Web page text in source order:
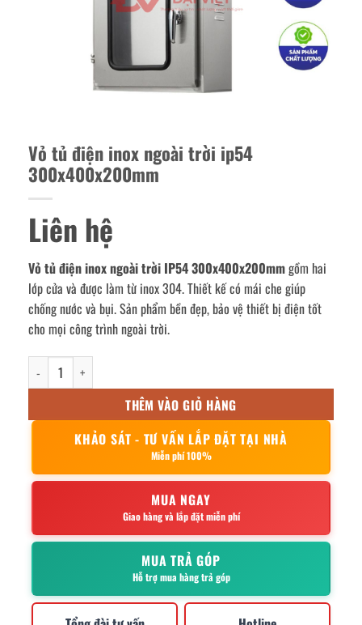
Vỏ tủ điện inox ngoài trời ip54
300x400x200mm
Liên hệ
Vỏ tủ điện inox ngoài trời IP54 300x400x200mmgồm hai
lớp cửa và được làm từ inox 304. Thiết kế có mái che giúp
chống nước và bụi. Sản phẩm bền đẹp, bảo vệ thiết bị điện tốt
cho mọi công trình ngoài trời.
Vỏ tủ điện inox ngoài trời ip54 300x400x200mm số lượng
THÊM VÀO GIỎ HÀNG
KHẢO SÁT - TƯ VẤN LẮP ĐẶT TẠI NHÀ
Miễn phí 100%
MUA NGAY
Giao hàng và lắp đặt miễn phí
MUA TRẢ GÓP
Hỗ trợ mua hàng trả góp